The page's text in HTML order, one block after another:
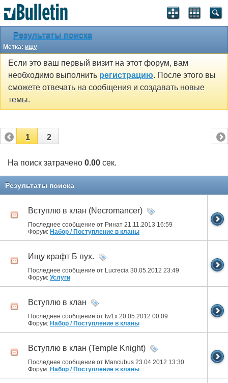
Результаты поиска
Метка: ищу
Если это ваш первый визит на этот форум, вам
необходимо выполнить регистрацию. После этого вы
сможете отвечать на сообщения и создавать новые
темы.
1 2
На поиск затрачено 0.00 сек.
Результаты поиска
Вступлю в клан (Necromancer)
Последнее сообщение от Ринат 21.11.2013 16:59
Форум: Набор / Поступление в кланы
Ищу крафт Б пух.
Последнее сообщение от Lucrecia 30.05.2012 23:49
Форум: Услуги
Вступлю в клан
Последнее сообщение от tw1x 20.05.2012 00:09
Форум: Набор / Поступление в кланы
Вступлю в клан (Temple Knight)
Последнее сообщение от Mancubus 23.04.2012 13:30
Форум: Набор / Поступление в кланы